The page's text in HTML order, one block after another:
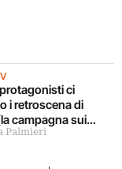
ci
i retroscena di
campagna sui
Palmieri